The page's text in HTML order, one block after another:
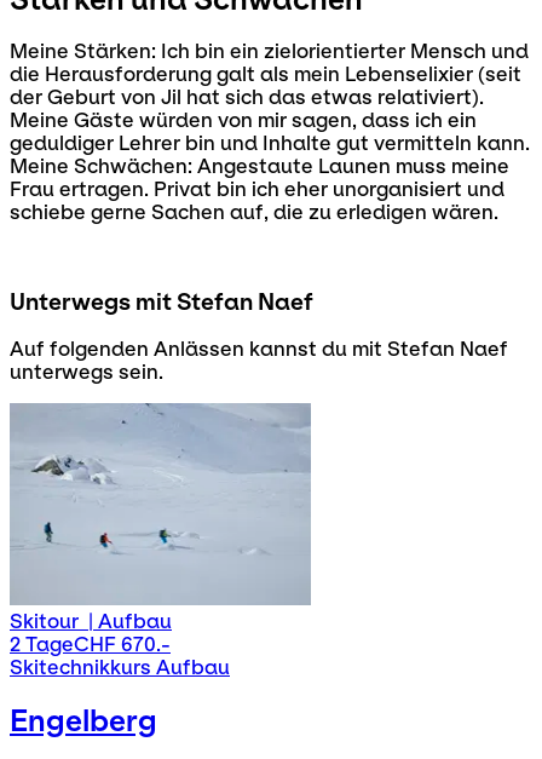
Meine Stärken: Ich bin ein zielorientierter Mensch und
die Herausforderung galt als mein Lebenselixier (seit
der Geburt von Jil hat sich das etwas relativiert).
Meine Gäste würden von mir sagen, dass ich ein
geduldiger Lehrer bin und Inhalte gut vermitteln kann.
Meine Schwächen: Angestaute Launen muss meine
Frau ertragen. Privat bin ich eher unorganisiert und
schiebe gerne Sachen auf, die zu erledigen wären.
Unterwegs mit Stefan Naef
Auf folgenden Anlässen kannst du mit Stefan Naef
unterwegs sein.
Skitour | Aufbau
2 TageCHF 670.-
Skitechnikkurs Aufbau
Engelberg